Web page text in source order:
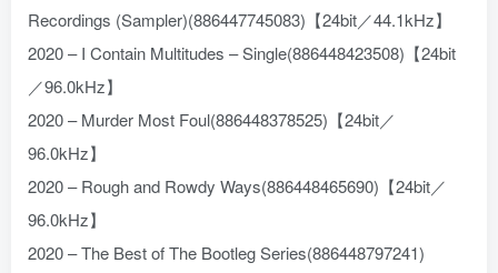
Recordings (Sampler)(886447745083)【24bit／44.1kHz】
2020 – I Contain Multitudes – Single(886448423508)【24bit
／96.0kHz】
2020 – Murder Most Foul(886448378525)【24bit／
96.0kHz】
2020 – Rough and Rowdy Ways(886448465690)【24bit／
96.0kHz】
2020 – The Best of The Bootleg Series(886448797241)